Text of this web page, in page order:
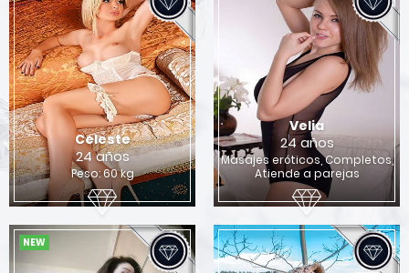
Celeste
24 años
Peso: 60 kg
Velia
24 años
Masajes eróticos, Completos,
Atiende a parejas
NEW